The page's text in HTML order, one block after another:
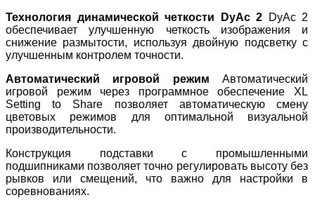
Технология динамической четкости DyAc 2 DyAc 2
обеспечивает улучшенную четкость изображения и
снижение размытости, используя двойную подсветку с
улучшенным контролем точности.
Автоматический игровой режим Автоматический
игровой режим через программное обеспечение XL
Setting to Share позволяет автоматическую смену
цветовых режимов для оптимальной визуальной
производительности.
Конструкция подставкис промышленными
подшипниками позволяет точно регулировать высоту без
рывков или смещений, что важно для настройки в
соревнованиях.